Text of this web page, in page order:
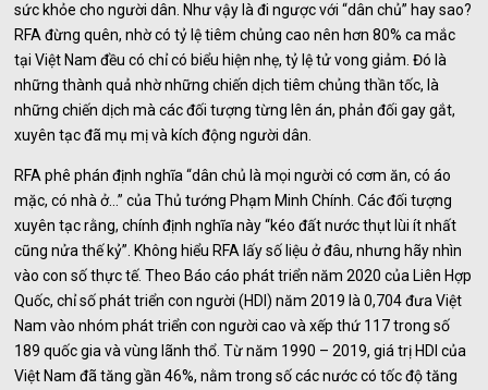
sức khỏe cho người dân. Như vậy là đi ngược với “dân chủ” hay sao?
RFA đừng quên, nhờ có tỷ lệ tiêm chủng cao nên hơn 80% ca mắc
tại Việt Nam đều có chỉ có biểu hiện nhẹ, tỷ lệ tử vong giảm. Đó là
những thành quả nhờ những chiến dịch tiêm chủng thần tốc, là
những chiến dịch mà các đối tượng từng lên án, phản đối gay gắt,
xuyên tạc đã mụ mị và kích động người dân.
RFA phê phán định nghĩa “dân chủ là mọi người có cơm ăn, có áo
mặc, có nhà ở…” của Thủ tướng Phạm Minh Chính. Các đối tượng
xuyên tạc rằng, chính định nghĩa này “kéo đất nước thụt lùi ít nhất
cũng nửa thế kỷ”. Không hiểu RFA lấy số liệu ở đâu, nhưng hãy nhìn
vào con số thực tế. Theo Báo cáo phát triển năm 2020 của Liên Hợp
Quốc, chỉ số phát triển con người (HDI) năm 2019 là 0,704 đưa Việt
Nam vào nhóm phát triển con người cao và xếp thứ 117 trong số
189 quốc gia và vùng lãnh thổ. Từ năm 1990 – 2019, giá trị HDI của
Việt Nam đã tăng gần 46%, nằm trong số các nước có tốc độ tăng